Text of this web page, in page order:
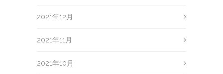
2021年12月
2021年11月
2021年10月